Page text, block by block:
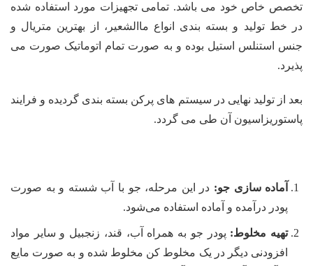
تخصص خاص خود می باشد. تمامی تجهیزات مورد استفاده شده
در خط تولید و بسته بندی انواع ماالشعیر، از بهترین متریال و
جنس استنلس استیل بوده و به صورت تمام اتوماتیک صورت می
پذیرد.
بعد از تولید نهایی در سیستم های پرکن بسته بندی گردیده و فرایند
پاستوریزاسیون آن طی می گردد.
آماده سازی جو: در این مرحله، جو با آب شسته و به صورت
پودر درآمده و آماده استفاده می‌شود.
تهیه مخلوط: پودر جو به همراه آب، قند، زنجبیل و سایر مواد
افزودنی دیگر در یک مخلوط کن مخلوط شده و به صورت مایع